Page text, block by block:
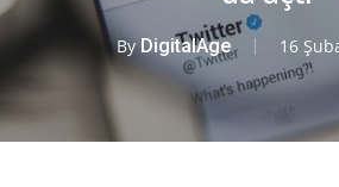
By DigitalAge 16